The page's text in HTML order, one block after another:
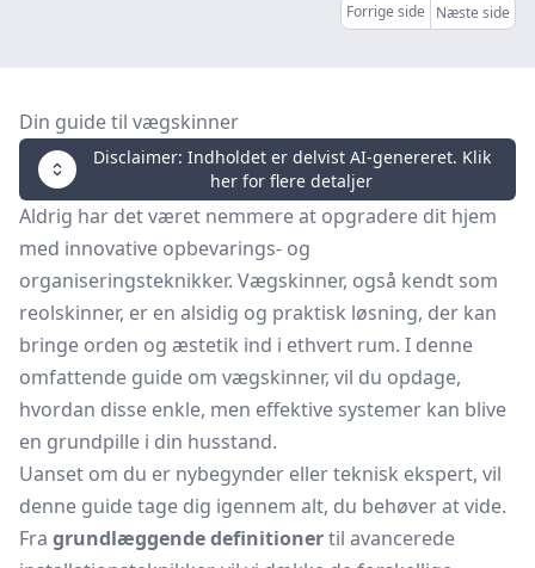
Forrige side Næste side
Din guide til vægskinner
Disclaimer: Indholdet er delvist AI-genereret. Klik
her for flere detaljer
Aldrig har det været nemmere at opgradere dit hjem
med innovative opbevarings- og
organiseringsteknikker. Vægskinner, også kendt som
reolskinner, er en alsidig og praktisk løsning, der kan
bringe orden og æstetik ind i ethvert rum. I denne
omfattende guide om vægskinner, vil du opdage,
hvordan disse enkle, men effektive systemer kan blive
en grundpille i din husstand.
Uanset om du er nybegynder eller teknisk ekspert, vil
denne guide tage dig igennem alt, du behøver at vide.
Fra grundlæggende definitionertil avancerede